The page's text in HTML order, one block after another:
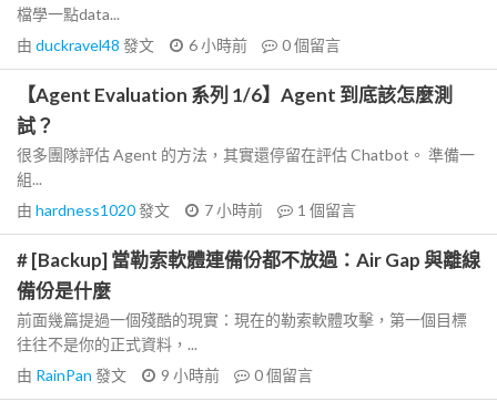
檔學一點data...
由 duckravel48 發文 6 小時前 0個留言
【Agent Evaluation 系列 1/6】Agent 到底該怎麼測
試？
很多團隊評估 Agent 的方法，其實還停留在評估 Chatbot。 準備一
組...
由 hardness1020發文 7 小時前 1 個留言
# [Backup] 當勒索軟體連備份都不放過：Air Gap 與離線
備份是什麼
前面幾篇提過一個殘酷的現實：現在的勒索軟體攻擊，第一個目標
往往不是你的正式資料，...
由 RainPan 發文 9 小時前 0個留言